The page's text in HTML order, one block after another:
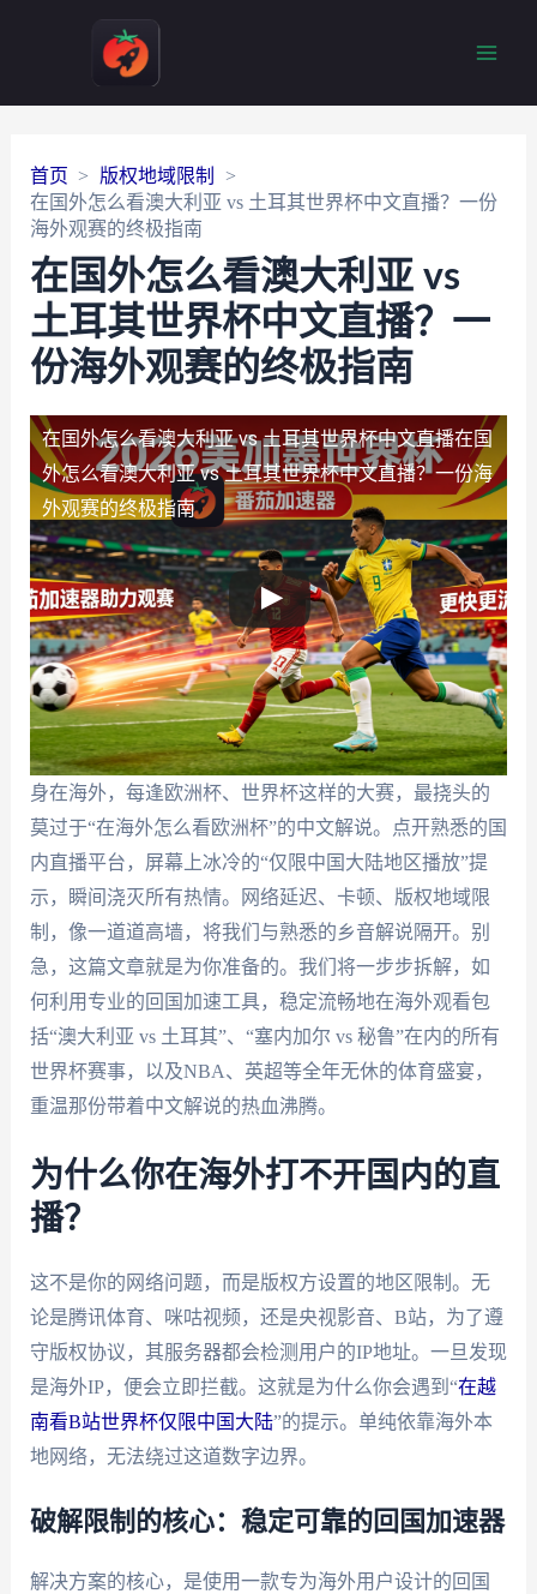
首页
版权地域限制
在国外怎么看澳大利亚 vs 土耳其世界杯中文直播？一份
海外观赛的终极指南
在国外怎么看澳大利亚 vs
土耳其世界杯中文直播？一
份海外观赛的终极指南
在国外怎么看澳大利亚 vs 土耳其世界杯中文直播在国
外怎么看澳大利亚 vs 土耳其世界杯中文直播？一份海
外观赛的终极指南
身在海外，每逢欧洲杯、世界杯这样的大赛，最挠头的
莫过于“在海外怎么看欧洲杯”的中文解说。点开熟悉的国
内直播平台，屏幕上冰冷的“仅限中国大陆地区播放”提
示，瞬间浇灭所有热情。网络延迟、卡顿、版权地域限
制，像一道道高墙，将我们与熟悉的乡音解说隔开。别
急，这篇文章就是为你准备的。我们将一步步拆解，如
何利用专业的回国加速工具，稳定流畅地在海外观看包
括“澳大利亚 vs 土耳其”、“塞内加尔 vs 秘鲁”在内的所有
世界杯赛事，以及NBA、英超等全年无休的体育盛宴，
重温那份带着中文解说的热血沸腾。
为什么你在海外打不开国内的直
播？
这不是你的网络问题，而是版权方设置的地区限制。无
论是腾讯体育、咪咕视频，还是央视影音、B站，为了遵
守版权协议，其服务器都会检测用户的IP地址。一旦发现
是海外IP，便会立即拦截。这就是为什么你会遇到“在越
南看B站世界杯仅限中国大陆”的提示。单纯依靠海外本
地网络，无法绕过这道数字边界。
破解限制的核心：稳定可靠的回国加速器
解决方案的核心，是使用一款专为海外用户设计的回国